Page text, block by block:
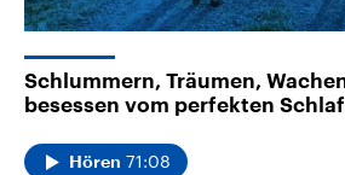
Schlummern, Träumen,
besessen vom perfekten
Hören 71:08